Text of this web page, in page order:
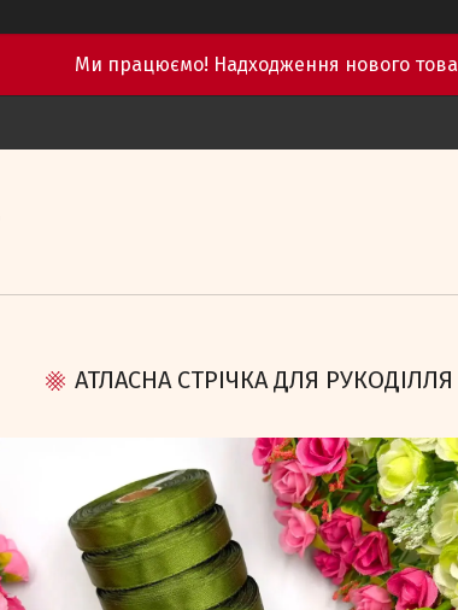
Ми працюємо! Надходження нового
АТЛАСНА СТРІЧКА ДЛЯ